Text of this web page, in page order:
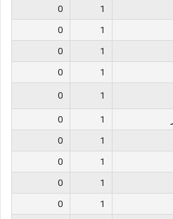
1
0
1
0
1
0
1
0
1
0
1
0
1
0
1
0
1
0
1
0